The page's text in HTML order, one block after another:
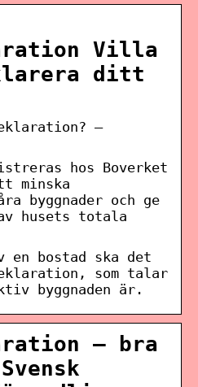
Villa
ditt
–
hos Boverket
minska
byggnader och ge
husets totala
bostad ska det
som talar
byggnaden är.
– bra